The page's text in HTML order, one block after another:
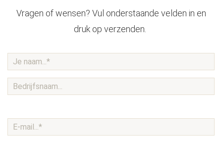
Vragen of wensen? Vul onderstaande velden in en
druk op verzenden.